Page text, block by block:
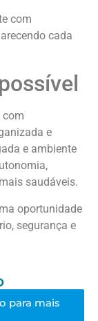
com
cada
com
e
e ambiente
saudáveis.
oportunidade
segurança e
para mais